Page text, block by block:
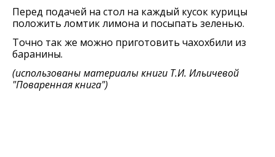
Перед подачей на стол на каждый кусок курицы
положить ломтик лимона и посыпать зеленью.
Точно так же можно приготовить чахохбили из
баранины.
(использованы материалы книги Т.И. Ильичевой
"Поваренная книга")